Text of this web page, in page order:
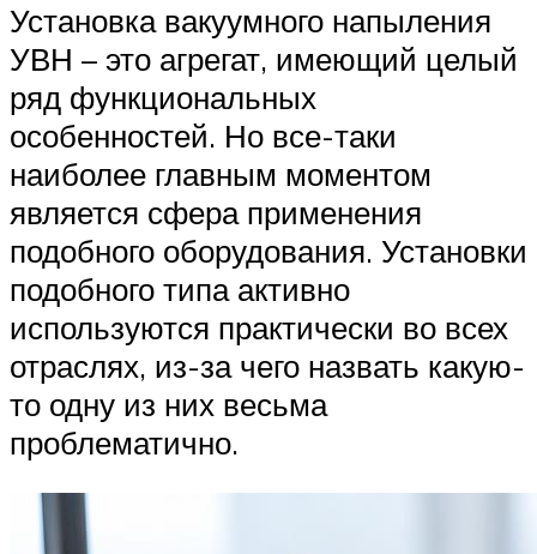
Установка вакуумного напыления
УВН – это агрегат, имеющий целый
ряд функциональных
особенностей. Но все-таки
наиболее главным моментом
является сфера применения
подобного оборудования. Установки
подобного типа активно
используются практически во всех
отраслях, из-за чего назвать какую-
то одну из них весьма
проблематично.